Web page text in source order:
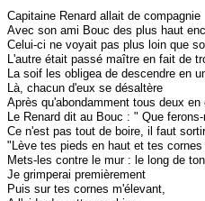
Capitaine Renard allait de compagnie
Avec son ami Bouc des plus haut
Celui-ci ne voyait pas plus loin que
L'autre était passé maître en fait de
La soif les obligea de descendre en
Là, chacun d'eux se désaltère
Après qu'abondamment tous deux en
Le Renard dit au Bouc : " Que
Ce n'est pas tout de boire, il faut
"Lève tes pieds en haut et tes
Mets-les contre le mur : le long de
Je grimperai premièrement
Puis sur tes cornes m'élevant,